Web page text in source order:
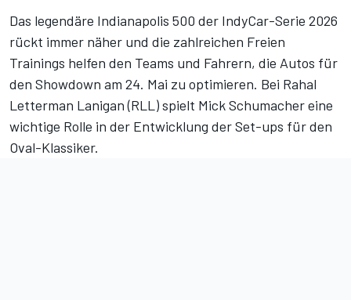
Das legendäre Indianapolis 500 der IndyCar-Serie 2026
rückt immer näher und die zahlreichen Freien
Trainings helfen den Teams und Fahrern, die Autos für
den Showdown am 24. Mai zu optimieren. Bei Rahal
Letterman Lanigan (RLL) spielt Mick Schumacher eine
wichtige Rolle in der Entwicklung der Set-ups für den
Oval-Klassiker.